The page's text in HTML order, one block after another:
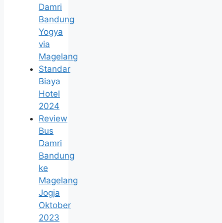
Damri
Bandung
Yogya
via
Magelang
Standar
Biaya
Hotel
2024
Review
Bus
Damri
Bandung
ke
Magelang
Jogja
Oktober
2023